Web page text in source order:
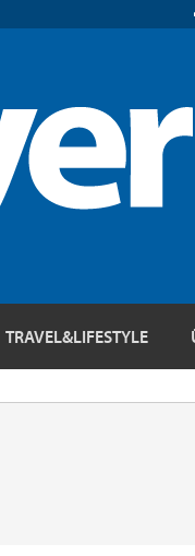
TRAVEL&LIFESTYLE